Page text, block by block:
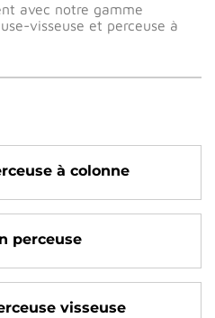
avec notre gamme
visseuse et perceuse à
à colonne
perceuse
visseuse